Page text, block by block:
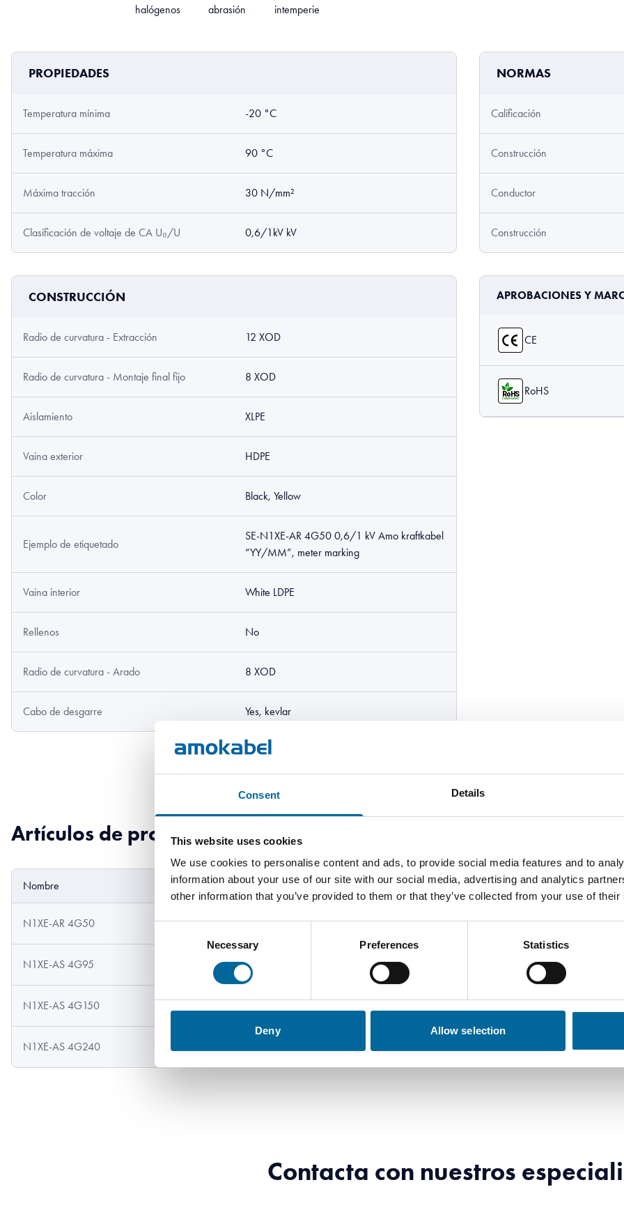
Consent Details
This website uses cookies
We use cookies to personalise content and ads, to provide social media features and to
information about your use of our site with our social media, advertising and analytics
other information that you’ve provided to them or that they’ve collected from your use of
Selection
Necessary Preferences Statistics
Deny Allow selection
halógenos
abrasión
intemperie
PROPIEDADES
Temperatura mínima -20 °C
Temperatura máxima 90 °C
Máxima tracción 30 N/mm²
Clasificación de voltaje de CA U₀/U 0,6/1kV kV
NORMAS
Calificación
Construcción
Conductor
Construcción
CONSTRUCCIÓN
Radio de curvatura - Extracción 12 XOD
Radio de curvatura - Montaje final fijo 8 XOD
Aislamiento XLPE
Vaina exterior HDPE
Color Black, Yellow
Ejemplo de etiquetado
SE-N1XE-AR 4G50 0,6/1 kV Amo kraftkabel
”YY/MM”, meter marking
Vaina interior White LDPE
Rellenos No
Radio de curvatura - Arado 8 XOD
Cabo de desgarre Yes, kevlar
APROBACIONES Y
CE
RoHS
Artículos de producto
Nombre Diámetro exterior Número de núcleos Peso total
N1XE-AR 4G50 28.3 mm 4 785 kg/
N1XE-AS 4G95 33.2 mm 4
N1XE-AS 4G150
N1XE-AS 4G240 3405
Contacta con nuestros